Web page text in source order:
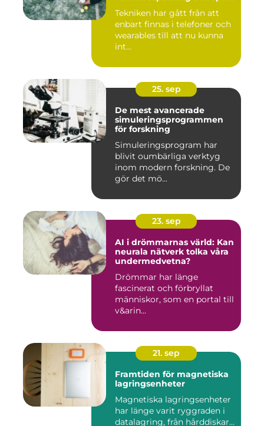
Tekniken har gått från att
enbart finnas i telefoner och
wearables till att nu kunna
int...
25. sep
De mest avancerade
simuleringsprogrammen
för forskning
Simuleringsprogram har
blivit oumbärliga verktyg
inom modern forskning. De
gör det mö...
23. sep
AI i drömmarnas värld: Kan
neurala nätverk tolka våra
undermedvetna?
Drömmar har länge
fascinerat och förbryllat
människor, som en portal till
v&arin...
21. sep
Framtiden för magnetiska
lagringsenheter
Magnetiska lagringsenheter
har länge varit ryggraden i
datalagring, från hårddiskar...